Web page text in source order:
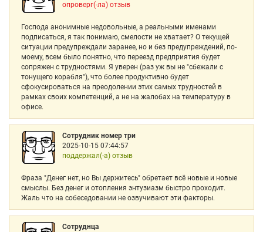
опроверг(-ла) отзыв
Господа анонимные недовольные, а реальными именами
подписаться, я так понимаю, смелости не хватает? О текущей
ситуации предупреждали заранее, но и без предупреждений, по-
моему, всем было понятно, что переезд предприятия будет
сопряжен с трудностями. Я уверен (раз уж вы не "сбежали с
тонущего корабля"), что более продуктивно будет
сфокусироваться на преодолении этих самых трудностей в
рамках своих компетенций, а не на жалобах на температуру в
офисе.
Сотрудник номер три
2025-10-15 07:44:57
поддержал(-а) отзыв
Фраза "Денег нет, но Вы держитесь" обретает всё новые и новые
смыслы. Без денег и отопления энтузиазм быстро проходит.
Жаль что на собеседовании не озвучивают эти факторы.
Сотруднца